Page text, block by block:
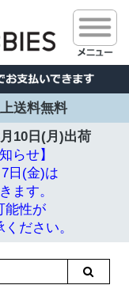
送料無料
10日(月)出荷
らせ】
日(金)は
ます。
能性が
ださい。